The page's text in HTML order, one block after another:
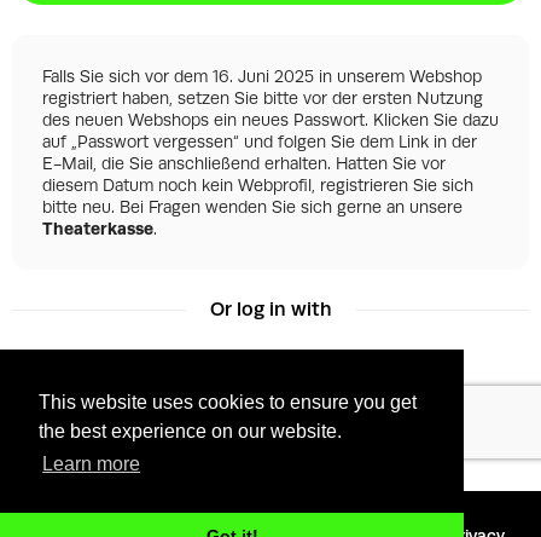
This website uses cookies to ensure you get
the best experience on our website.
Learn more
Falls Sie sich vor dem 16. Juni 2025 in unserem Webshop
registriert haben, setzen Sie bitte vor der ersten Nutzung
des neuen Webshops ein neues Passwort. Klicken Sie dazu
auf „Passwort vergessen“ und folgen Sie dem Link in der
E-Mail, die Sie anschließend erhalten. Hatten Sie vor
diesem Datum noch kein Webprofil, registrieren Sie sich
bitte neu. Bei Fragen wenden Sie sich gerne an unsere
Theaterkasse.
Or log in with
Facebook